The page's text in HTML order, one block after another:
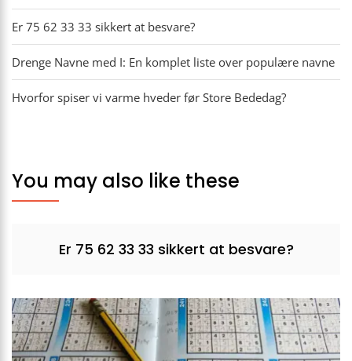
Er 75 62 33 33 sikkert at besvare?
Drenge Navne med I: En komplet liste over populære navne
Hvorfor spiser vi varme hveder før Store Bededag?
You may also like these
Er 75 62 33 33 sikkert at besvare?